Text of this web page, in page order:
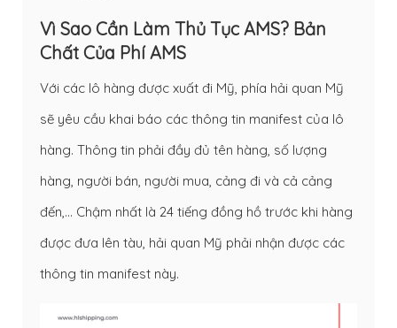
Vì Sao Cần Làm Thủ Tục AMS? Bản
Chất Của Phí AMS
Với các lô hàng được xuất đi Mỹ, phía hải quan Mỹ
sẽ yêu cầu khai báo các thông tin manifest của lô
hàng. Thông tin phải đầy đủ tên hàng, số lượng
hàng, người bán, người mua, cảng đi và cả cảng
đến,… Chậm nhất là 24 tiếng đồng hồ trước khi hàng
được đưa lên tàu, hải quan Mỹ phải nhận được các
thông tin manifest này.